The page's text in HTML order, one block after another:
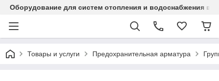
Оборудование для систем отопления и водоснабжения в
Товары и услуги Предохранительная арматура